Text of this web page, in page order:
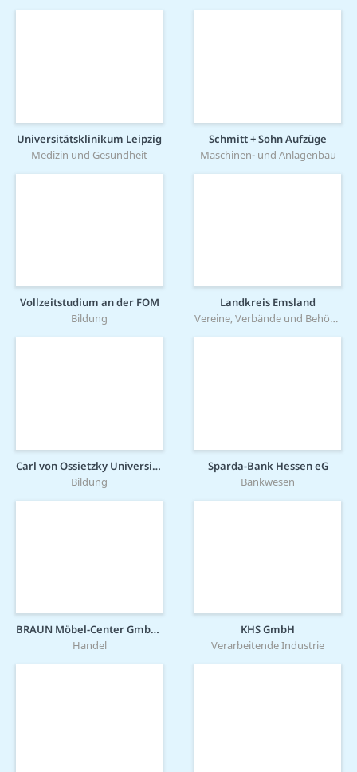
Universitätsklinikum Leipzig
Medizin und Gesundheit
Schmitt + Sohn Aufzüge
Maschinen- und Anlagenbau
Vollzeitstudium an der FOM
Bildung
Landkreis Emsland
Vereine, Verbände und Behörden
Carl von Ossietzky Universität Oldenburg
Bildung
Sparda-Bank Hessen eG
Bankwesen
BRAUN Möbel-Center GmbH & Co KG
Handel
KHS GmbH
Verarbeitende Industrie